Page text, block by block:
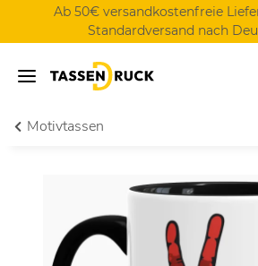
Ab 50€ versandkostenfreie
Standardversand nach
Motivtassen